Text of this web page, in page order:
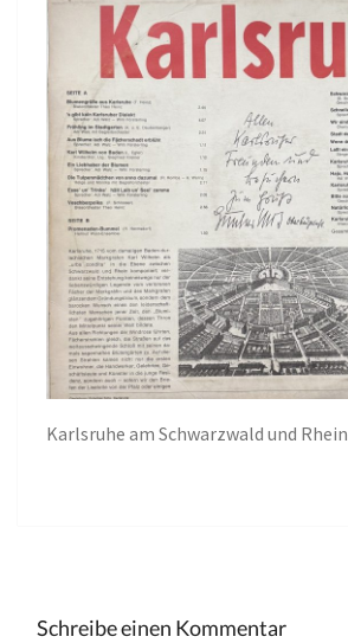
Karlsruhe am Schwarzwald und Rhein
Schreibe einen Kommentar